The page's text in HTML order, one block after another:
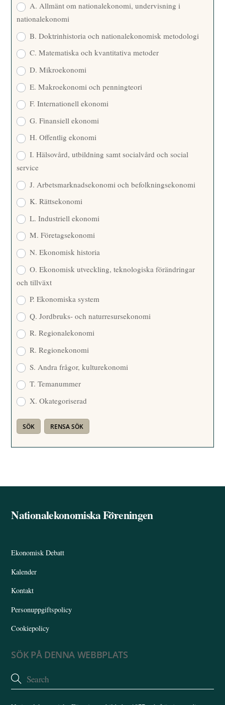
A. Allmänt om nationalekonomi, undervisning i
nationalekonomi
B. Doktrinhistoria och nationalekonomisk metodologi
C. Matematiska och kvantitativa metoder
D. Mikroekonomi
E. Makroekonomi och penningteori
F. Internationell ekonomi
G. Finansiell ekonomi
H. Offentlig ekonomi
I. Hälsovård, utbildning samt socialvård och social
service
J. Arbetsmarknadsekonomi och befolkningsekonomi
K. Rättsekonomi
L. Industriell ekonomi
M. Företagsekonomi
N. Ekonomisk historia
O. Ekonomisk utveckling, teknologiska förändringar
och tillväxt
P. Ekonomiska system
Q. Jordbruks- och naturresursekonomi
R. Regionalekonomi
R. Regionekonomi
S. Andra frågor, kulturekonomi
T. Temanummer
X. Okategoriserad
Back
Nationalekonomiska Föreningen
Ekonomisk Debatt
Kalender
Kontakt
Personuppgiftspolicy
Cookiepolicy
SÖK PÅ DENNA WEBBPLATS